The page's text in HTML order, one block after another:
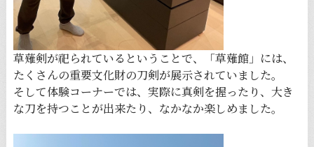
草薙剣が祀られているということで、「草薙館」には、
たくさんの重要文化財の刀剣が展示されていました。
そして体験コーナーでは、実際に真剣を握ったり、大き
な刀を持つことが出来たり、なかなか楽しめました。